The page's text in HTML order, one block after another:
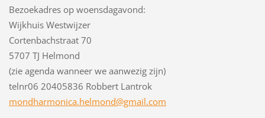
Bezoekadres op woensdagavond:
Wijkhuis Westwijzer
Cortenbachstraat 70
5707 TJ Helmond
(zie agenda wanneer we aanwezig zijn)
telnr06 20405836 Robbert Lantrok
mondharmonica.helmond@gmail.com